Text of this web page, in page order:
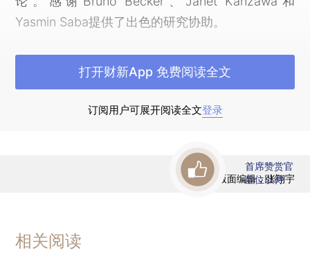
Yasmin Saba提供了出色的研究协助。
引言
国家仍在经营企业。尽管在东欧社会主义经济
崩溃之后，出现了国有企业覆灭的预言，但国有企
企业的市值约占全世界企业总市值的五分之一。
（*1.Why China is Different，THE E，Nov. 11，
2010. ）之后，上市国有企业虽然普遍受到近期物
中继续扮演主要角色。由于政策制定者鼓励国有企
业发行部分股票，以代替私有化或者作为私有化的
订阅用户可展开阅读全文登录
打开财新App 免费阅读全文
版面编辑：张翔宇
首席赞赏官
虚位以待
相关阅读